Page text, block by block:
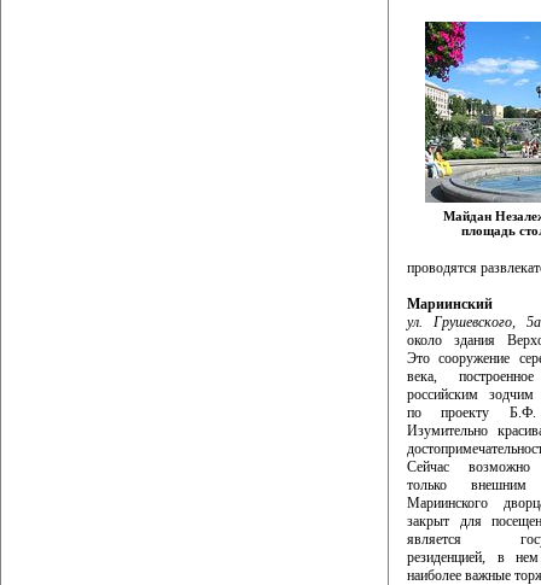
Майдан
площадь
проводятся
Мариинский
ул. Грушевского, 5а
около здания
Это сооружение
века,
российским
по проекту Б.Ф.
Изумительно
Сейчас возможно
только внешним
Мариинского
закрыт для
является
резиденцией, в
наиболее важные